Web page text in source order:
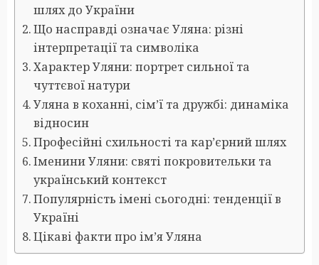
шлях до України
Що насправді означає Уляна: різні
інтерпретації та символіка
Характер Уляни: портрет сильної та
чуттєвої натури
Уляна в коханні, сім’ї та дружбі: динаміка
відносин
Професійні схильності та кар’єрний шлях
Іменини Уляни: святі покровительки та
український контекст
Популярність імені сьогодні: тенденції в
Україні
Цікаві факти про ім’я Уляна